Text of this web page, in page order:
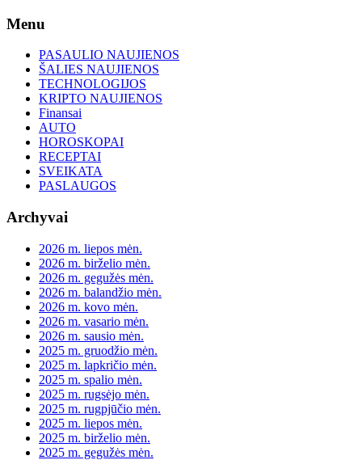
Skip
content
Menu
PASAULIO NAUJIENOS
ŠALIES NAUJIENOS
TECHNOLOGIJOS
KRIPTO NAUJIENOS
Finansai
AUTO
HOROSKOPAI
RECEPTAI
SVEIKATA
PASLAUGOS
Archyvai
2026 m. liepos mėn.
2026 m. birželio mėn.
2026 m. gegužės mėn.
2026 m. balandžio mėn.
2026 m. kovo mėn.
2026 m. vasario mėn.
2026 m. sausio mėn.
2025 m. gruodžio mėn.
2025 m. lapkričio mėn.
2025 m. spalio mėn.
2025 m. rugsėjo mėn.
2025 m. rugpjūčio mėn.
2025 m. liepos mėn.
2025 m. birželio mėn.
2025 m. gegužės mėn.